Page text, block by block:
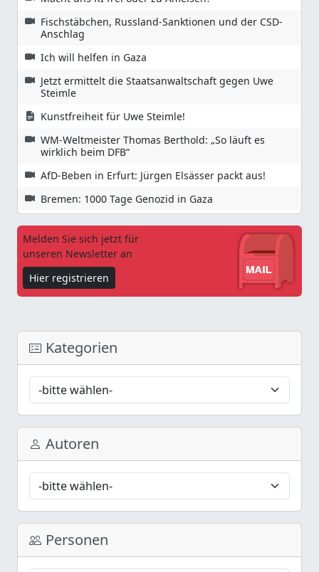
Fischstäbchen, Russland-Sanktionen und der CSD-
Anschlag
Ich will helfen in Gaza
Jetzt ermittelt die Staatsanwaltschaft gegen Uwe
Steimle
Kunstfreiheit für Uwe Steimle!
WM-Weltmeister Thomas Berthold: „So läuft es
wirklich beim DFB“
AfD-Beben in Erfurt: Jürgen Elsässer packt aus!
Bremen: 1000 Tage Genozid in Gaza
Melden Sie sich jetzt für
unseren Newsletter an
Hier registrieren
Kategorien
Autoren
Personen